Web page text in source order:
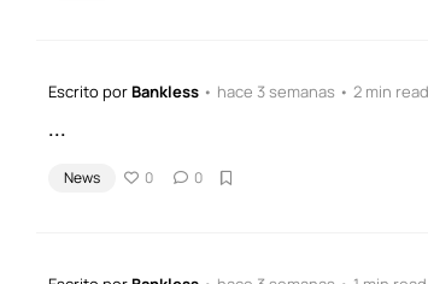
Escrito porBankless • hace 3 semanas • 2 min read
...
News 0 0